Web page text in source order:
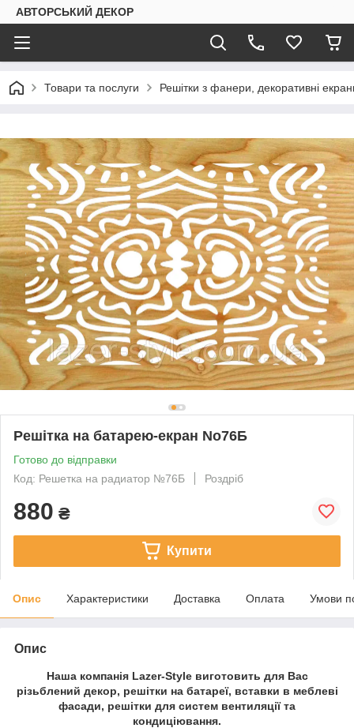
АВТОРСЬКИЙ ДЕКОР
Товари та послуги Решітки з фанери, декоративні
Решітка на батарею-екран No76Б
Готово до відправки
Код: Решетка на радиатор №76Б
Роздріб
880 ₴
Купити
Опис Характеристики Доставка Оплата Умови
Опис
Наша компанія Lazer-Style виготовить для Вас
різьблений декор, решітки на батареї, вставки в меблеві
фасади, решітки для систем вентиляції та
кондиціювання.